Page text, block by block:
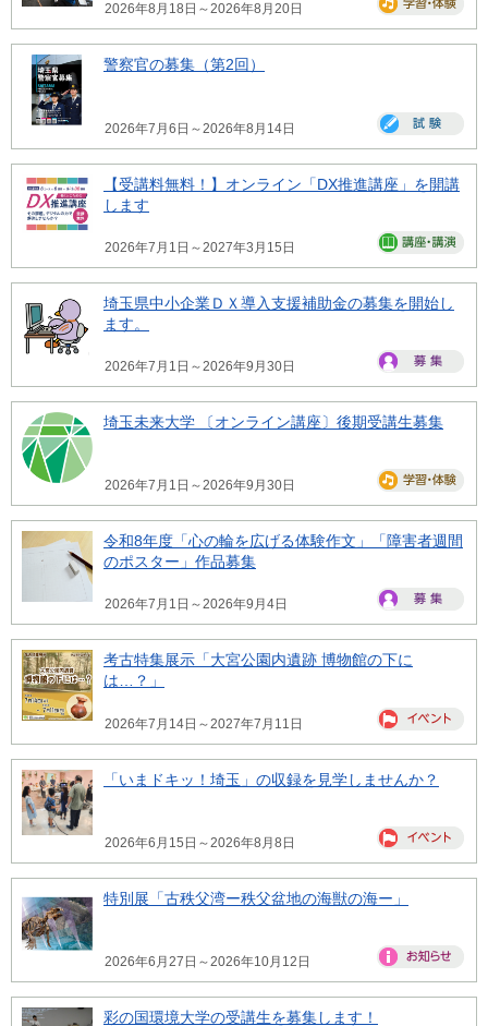
2026年8月18日～2026年8月20日
警察官の募集（第2回）
2026年7月6日～2026年8月14日
【受講料無料！】オンライン「DX推進講座」を開講
します
2026年7月1日～2027年3月15日
埼玉県中小企業ＤＸ導入支援補助金の募集を開始し
ます。
2026年7月1日～2026年9月30日
埼玉未来大学 〔オンライン講座〕後期受講生募集
2026年7月1日～2026年9月30日
令和8年度「心の輪を広げる体験作文」「障害者週間
のポスター」作品募集
2026年7月1日～2026年9月4日
考古特集展示「大宮公園内遺跡 博物館の下に
は…？」
2026年7月14日～2027年7月11日
「いまドキッ！埼玉」の収録を見学しませんか？
2026年6月15日～2026年8月8日
特別展「古秩父湾ー秩父盆地の海獣の海ー」
2026年6月27日～2026年10月12日
彩の国環境大学の受講生を募集します！